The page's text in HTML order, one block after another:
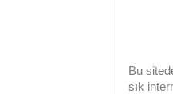
Bu
sık